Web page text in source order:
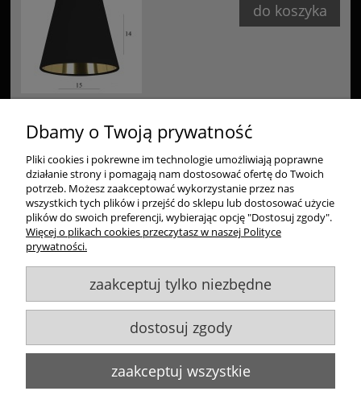
do koszyka
Zakupy
Pomoc
Informacje
, ul. Kukuczki 20/24, 42-224 Częstochowa,
info@goldsun-lampy.pl
Biuro, magazyn, zwroty, odbiór osobisty:ul. Starzyńskiego 6, 42-224
Częstochowa
Dbamy o Twoją prywatność
Pliki cookies i pokrewne im technologie umożliwiają poprawne
działanie strony i pomagają nam dostosować ofertę do Twoich
potrzeb. Możesz zaakceptować wykorzystanie przez nas
wszystkich tych plików i przejść do sklepu lub dostosować użycie
plików do swoich preferencji, wybierając opcję "Dostosuj zgody".
Więcej o plikach cookies przeczytasz w naszej Polityce
prywatności.
zaakceptuj tylko niezbędne
dostosuj zgody
zaakceptuj wszystkie